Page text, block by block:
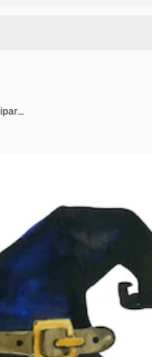
Conjunto de elementos de Halloween acuarela dibujado a mano vector clipart aislado sobre fondo blanco